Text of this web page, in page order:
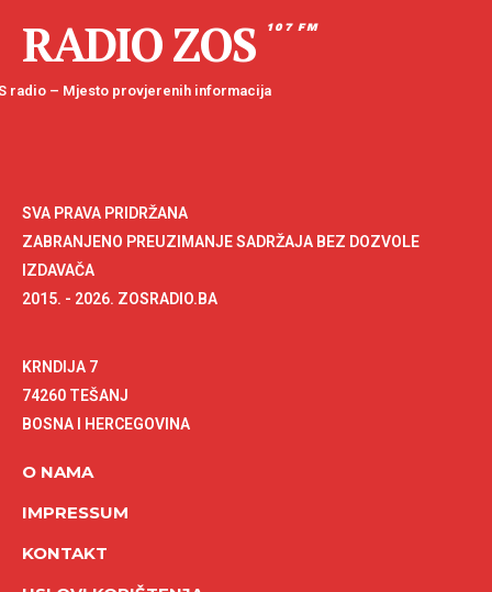
RADIO ZOS 107 FM
radio – Mjesto provjerenih informacija
SVA PRAVA PRIDRŽANA
ZABRANJENO PREUZIMANJE SADRŽAJA BEZ DOZVOLE
IZDAVAČA
2015. - 2026. ZOSRADIO.BA
KRNDIJA 7
74260 TEŠANJ
BOSNA I HERCEGOVINA
O NAMA
IMPRESSUM
KONTAKT